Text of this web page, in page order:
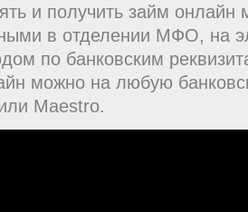
и получить займ онлайн
в отделении МФО, на
по банковским
можно на любую
Maestro.